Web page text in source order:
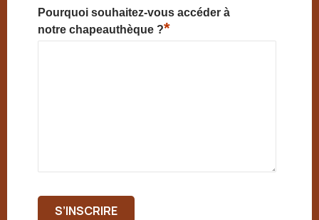
Pourquoi souhaitez-vous accéder à
notre chapeauthèque ?*